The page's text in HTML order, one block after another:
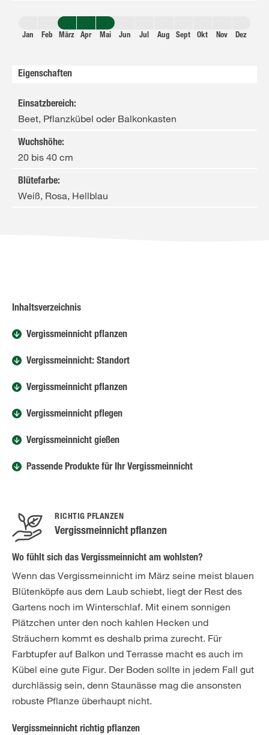
Jan Feb März Apr Mai Jun Jul Aug Sept Okt Nov Dez
Eigenschaften
Einsatzbereich:
Beet, Pflanzkübel oder Balkonkasten
Wuchshöhe:
20 bis 40 cm
Blütefarbe:
Weiß, Rosa, Hellblau
Inhaltsverzeichnis
Vergissmeinnicht pflanzen
Vergissmeinnicht: Standort
Vergissmeinnicht pflanzen
Vergissmeinnicht pflegen
Vergissmeinnicht gießen
Passende Produkte für Ihr Vergissmeinnicht
RICHTIG PFLANZEN
Vergissmeinnicht pflanzen
Wo fühlt sich das Vergissmeinnicht am wohlsten?
Wenn das Vergissmeinnicht im März seine meist blauen
Blütenköpfe aus dem Laub schiebt, liegt der Rest des
Gartens noch im Winterschlaf. Mit einem sonnigen
Plätzchen unter den noch kahlen Hecken und
Sträuchern kommt es deshalb prima zurecht. Für
Farbtupfer auf Balkon und Terrasse macht es auch im
Kübel eine gute Figur. Der Boden sollte in jedem Fall gut
durchlässig sein, denn Staunässe mag die ansonsten
robuste Pflanze überhaupt nicht.
Vergissmeinnicht richtig pflanzen